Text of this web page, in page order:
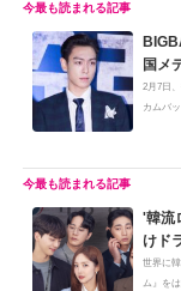
国メ
2月7日
カムバ
'韓流
けド
世界に
ム』を